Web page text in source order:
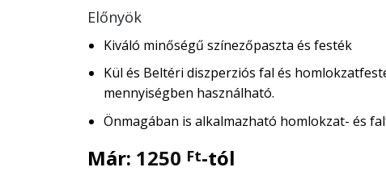
Előnyök
Kiváló minőségű színezőpaszta és festék
Kül és Beltéri diszperziós fal és
mennyiségben használható.
Önmagában is alkalmazható homlokzat- és
Már: 1250 Ft-tól